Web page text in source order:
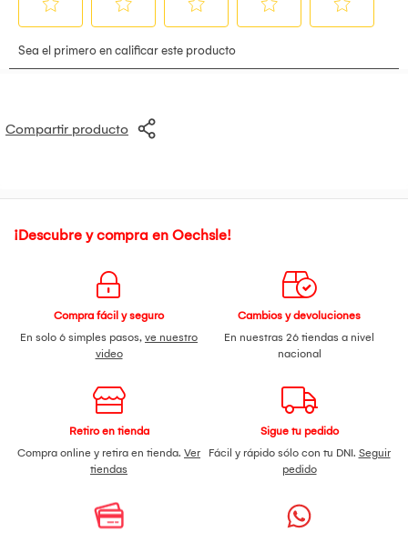
Compartir producto
¡Descubre y compra en Oechsle!
Compra fácil y seguro
En solo 6 simples pasos, ve nuestro
video
Cambios y devoluciones
En nuestras 26 tiendas a nivel
nacional
Retiro en tienda
Compra online y retira en tienda. Ver
tiendas
Sigue tu pedido
Fácil y rápido sólo con tu DNI. Seguir
pedido